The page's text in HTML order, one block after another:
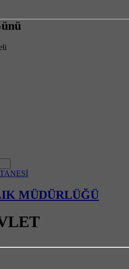
MÜDÜRLÜĞÜ